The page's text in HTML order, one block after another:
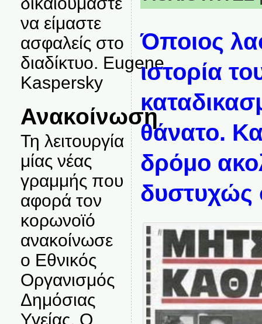
να είμαστε
ασφαλείς στο
διαδίκτυο. Eugene
Kaspersky
Ανακοίνωση
Τη λειτουργία
μίας νέας
γραμμής που
αφορά τον
κορωνοϊό
ανακοίνωσε
ο Εθνικός
Οργανισμός
Δημόσιας
Υγείας. Ο
Όποιος
ιστορία
θάνατο.
δρόμο
δυστυχώς